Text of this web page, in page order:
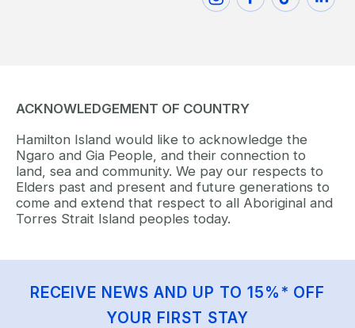
ACKNOWLEDGEMENT OF COUNTRY
Hamilton Island would like to acknowledge the
Ngaro and Gia People, and their connection to
land, sea and community. We pay our respects to
Elders past and present and future generations to
come and extend that respect to all Aboriginal and
Torres Strait Island peoples today.
RECEIVE NEWS AND UP TO 15%* OFF
YOUR FIRST STAY